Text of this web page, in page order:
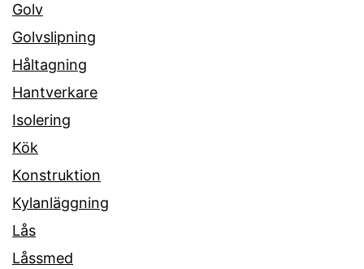
Golv
Golvslipning
Håltagning
Hantverkare
Isolering
Kök
Konstruktion
Kylanläggning
Lås
Låssmed